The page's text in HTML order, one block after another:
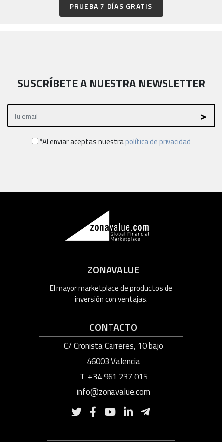
PRUEBA 7 DÍAS GRATIS
SUSCRÍBETE A NUESTRA NEWSLETTER
*Al enviar aceptas nuestrapolítica de privacidad
ZONAVALUE
El mayor marketplace de productos de
inversión con ventajas.
CONTACTO
C/ Cronista Carreres, 10 bajo
46003 Valencia
T. +34 961 237 015
info@zonavalue.com